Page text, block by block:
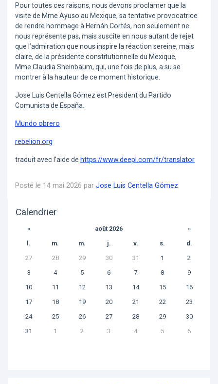
Pour toutes ces raisons, nous devons proclamer que la
visite de Mme Ayuso au Mexique, sa tentative provocatrice
de rendre hommage à Hernán Cortés, non seulement ne
nous représente pas, mais suscite en nous autant de rejet
que l’admiration que nous inspire la réaction sereine, mais
claire, de la présidente constitutionnelle du Mexique,
Mme Claudia Sheinbaum, qui, une fois de plus, a su se
montrer à la hauteur de ce moment historique.
Jose Luis Centella Gómez est President du Partido
Comunista de España.
Mundo obrero
rebelion.org
traduit avec l’aide de https://www.deepl.com/fr/translator
Posté le 14 mai 2026 par Jose Luis Centella Gómez
Calendrier
« août 2026
»
l.
m. m. j. v. s.
d.
27
28 29 30 31 1
2
3
4 5 6 7 8
9
10
11 12 13 14 15
16
17
18 19 20 21 22
23
24
25 26 27 28 29
30
31
1 2 3 4 5 6